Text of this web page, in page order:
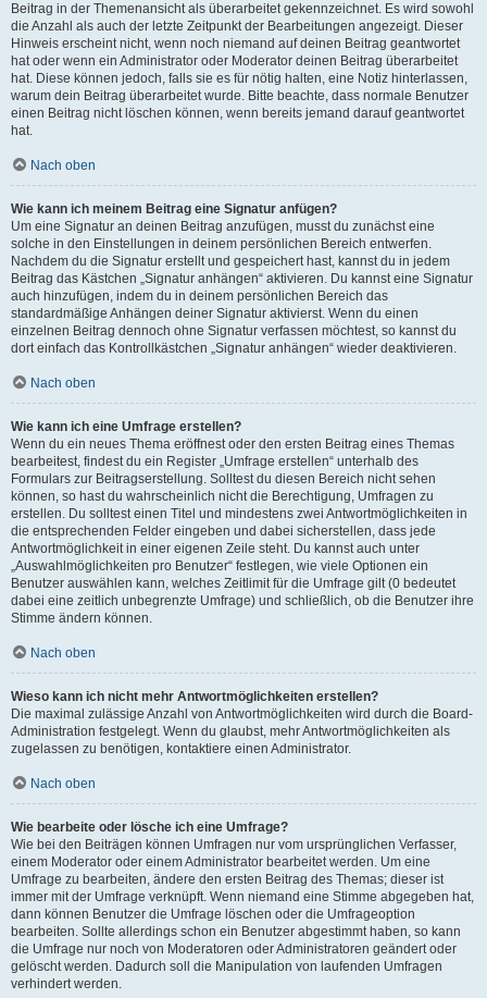
Beitrag in der Themenansicht als überarbeitet gekennzeichnet. Es wird sowohl
die Anzahl als auch der letzte Zeitpunkt der Bearbeitungen angezeigt. Dieser
Hinweis erscheint nicht, wenn noch niemand auf deinen Beitrag geantwortet
hat oder wenn ein Administrator oder Moderator deinen Beitrag überarbeitet
hat. Diese können jedoch, falls sie es für nötig halten, eine Notiz hinterlassen,
warum dein Beitrag überarbeitet wurde. Bitte beachte, dass normale Benutzer
einen Beitrag nicht löschen können, wenn bereits jemand darauf geantwortet
hat.
Nach oben
Wie kann ich meinem Beitrag eine Signatur anfügen?
Um eine Signatur an deinen Beitrag anzufügen, musst du zunächst eine
solche in den Einstellungen in deinem persönlichen Bereich entwerfen.
Nachdem du die Signatur erstellt und gespeichert hast, kannst du in jedem
Beitrag das Kästchen „Signatur anhängen“ aktivieren. Du kannst eine Signatur
auch hinzufügen, indem du in deinem persönlichen Bereich das
standardmäßige Anhängen deiner Signatur aktivierst. Wenn du einen
einzelnen Beitrag dennoch ohne Signatur verfassen möchtest, so kannst du
dort einfach das Kontrollkästchen „Signatur anhängen“ wieder deaktivieren.
Nach oben
Wie kann ich eine Umfrage erstellen?
Wenn du ein neues Thema eröffnest oder den ersten Beitrag eines Themas
bearbeitest, findest du ein Register „Umfrage erstellen“ unterhalb des
Formulars zur Beitragserstellung. Solltest du diesen Bereich nicht sehen
können, so hast du wahrscheinlich nicht die Berechtigung, Umfragen zu
erstellen. Du solltest einen Titel und mindestens zwei Antwortmöglichkeiten in
die entsprechenden Felder eingeben und dabei sicherstellen, dass jede
Antwortmöglichkeit in einer eigenen Zeile steht. Du kannst auch unter
„Auswahlmöglichkeiten pro Benutzer“ festlegen, wie viele Optionen ein
Benutzer auswählen kann, welches Zeitlimit für die Umfrage gilt (0 bedeutet
dabei eine zeitlich unbegrenzte Umfrage) und schließlich, ob die Benutzer ihre
Stimme ändern können.
Nach oben
Wieso kann ich nicht mehr Antwortmöglichkeiten erstellen?
Die maximal zulässige Anzahl von Antwortmöglichkeiten wird durch die Board-
Administration festgelegt. Wenn du glaubst, mehr Antwortmöglichkeiten als
zugelassen zu benötigen, kontaktiere einen Administrator.
Nach oben
Wie bearbeite oder lösche ich eine Umfrage?
Wie bei den Beiträgen können Umfragen nur vom ursprünglichen Verfasser,
einem Moderator oder einem Administrator bearbeitet werden. Um eine
Umfrage zu bearbeiten, ändere den ersten Beitrag des Themas; dieser ist
immer mit der Umfrage verknüpft. Wenn niemand eine Stimme abgegeben hat,
dann können Benutzer die Umfrage löschen oder die Umfrageoption
bearbeiten. Sollte allerdings schon ein Benutzer abgestimmt haben, so kann
die Umfrage nur noch von Moderatoren oder Administratoren geändert oder
gelöscht werden. Dadurch soll die Manipulation von laufenden Umfragen
verhindert werden.